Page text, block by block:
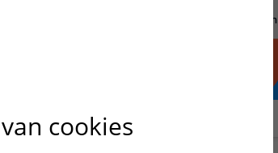
Research
cookies